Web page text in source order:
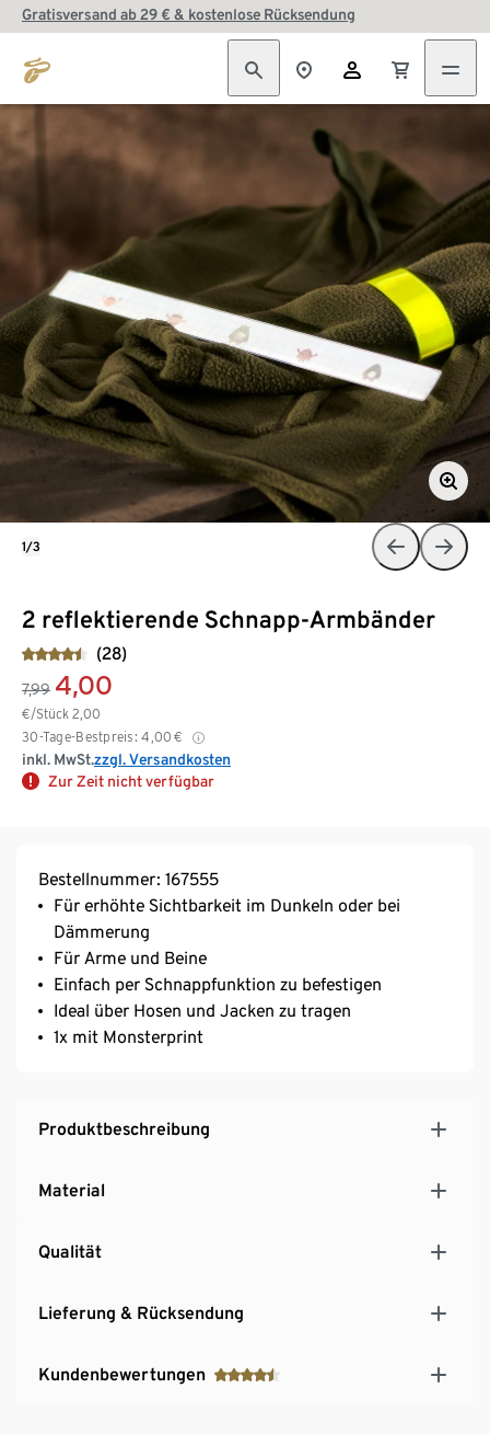
Gratisversand ab 29 € & kostenlose Rücksendung
2 reflektierende Schnapp-Armbänder
(28)
7,99 4,00
€/Stück 2,00
30-Tage-Bestpreis: 4,00 €
inkl. MwSt.zzgl. Versandkosten
Zur Zeit nicht verfügbar
1/3
Bestellnummer: 167555
Für erhöhte Sichtbarkeit im Dunkeln oder bei
Dämmerung
Für Arme und Beine
Einfach per Schnappfunktion zu befestigen
Ideal über Hosen und Jacken zu tragen
1x mit Monsterprint
Produktbeschreibung
Material
Qualität
Lieferung & Rücksendung
Kundenbewertungen